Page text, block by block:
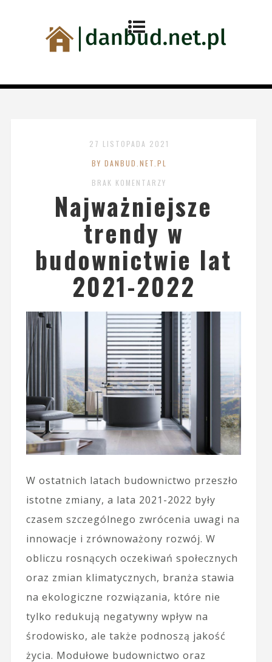
27 LISTOPADA 2021
BY DANBUD.NET.PL
BRAK KOMENTARZY
Najważniejsze
trendy w
budownictwie lat
2021-2022
W ostatnich latach budownictwo przeszło
istotne zmiany, a lata 2021-2022 były
czasem szczególnego zwrócenia uwagi na
innowacje i zrównoważony rozwój. W
obliczu rosnących oczekiwań społecznych
oraz zmian klimatycznych, branża stawia
na ekologiczne rozwiązania, które nie
tylko redukują negatywny wpływ na
środowisko, ale także podnoszą jakość
życia. Modułowe budownictwo oraz